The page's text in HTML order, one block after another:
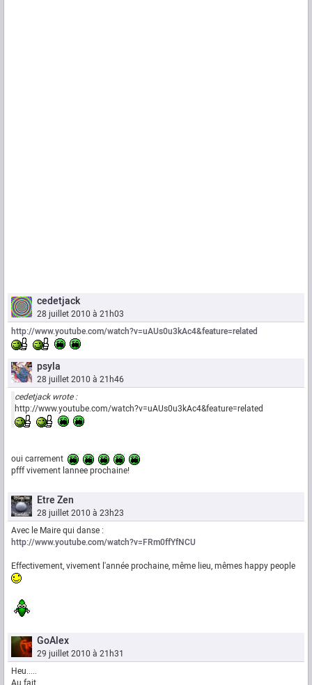
cedetjack
28 juillet 2010 à 21h03
http://www.youtube.com/watch?v=uAUs0u3kAc4&feature=related
psyla
28 juillet 2010 à 21h46
cedetjack wrote :
http://www.youtube.com/watch?v=uAUs0u3kAc4&feature=related
oui carrement
pfff vivement lannee prochaine!
Etre Zen
28 juillet 2010 à 23h23
Avec le Maire qui danse :
http://www.youtube.com/watch?v=FRm0ffYfNCU
Effectivement, vivement l'année prochaine, même lieu, mêmes happy people
GoAlex
29 juillet 2010 à 21h31
Heu.....